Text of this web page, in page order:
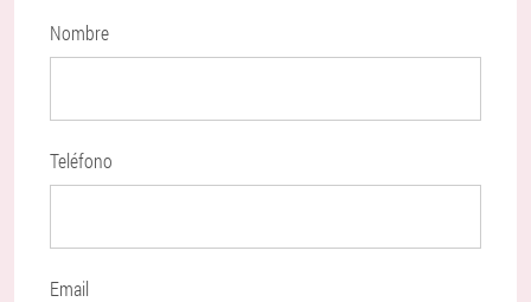
Nombre
Teléfono
Email